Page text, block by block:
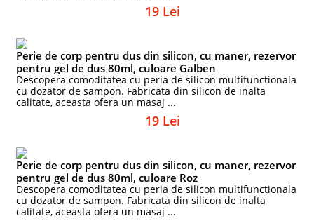
19 Lei
Perie de corp pentru dus din silicon, cu maner, rezervor
pentru gel de dus 80ml, culoare Galben
Descopera comoditatea cu peria de silicon multifunctionala
cu dozator de sampon. Fabricata din silicon de inalta
calitate, aceasta ofera un masaj ...
19 Lei
Perie de corp pentru dus din silicon, cu maner, rezervor
pentru gel de dus 80ml, culoare Roz
Descopera comoditatea cu peria de silicon multifunctionala
cu dozator de sampon. Fabricata din silicon de inalta
calitate, aceasta ofera un masaj ...